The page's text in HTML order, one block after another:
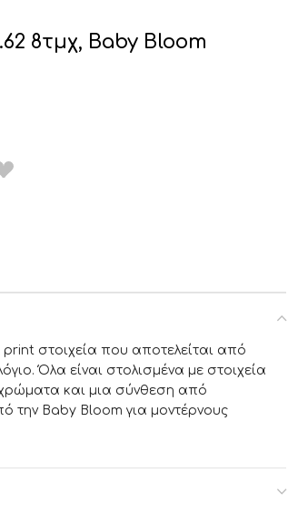
8τμχ, Baby Bloom
στοιχεία που αποτελείται από
Όλα είναι στολισμένα με στοιχεία
και μια σύνθεση από
την Baby Bloom για μοντέρνους